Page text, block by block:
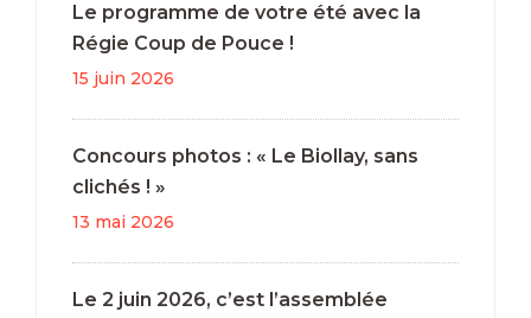
Le programme de votre été avec la
Régie Coup de Pouce !
15 juin 2026
Concours photos : « Le Biollay, sans
clichés ! »
13 mai 2026
Le 2 juin 2026, c’est l’assemblée